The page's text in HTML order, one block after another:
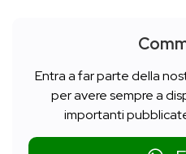
Entra a far parte della
per avere sempre a
importanti